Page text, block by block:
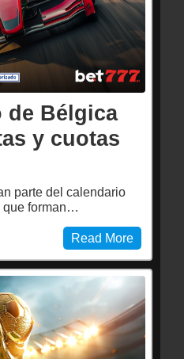
de Bélgica
y cuotas
parte del calendario
que forman…
Read More